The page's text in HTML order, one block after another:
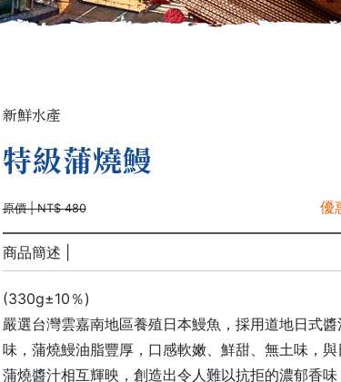
新鮮水產
特級蒲燒鰻
原價 | NT$ 480 優
商品簡述 |
(330g±10％)
嚴選台灣雲嘉南地區養殖日本鰻魚，採用道地日式醬
味，蒲燒鰻油脂豐厚，口感軟嫩、鮮甜、無土味，與
蒲燒醬汁相互輝映，創造出令人難以抗拒的濃郁香味